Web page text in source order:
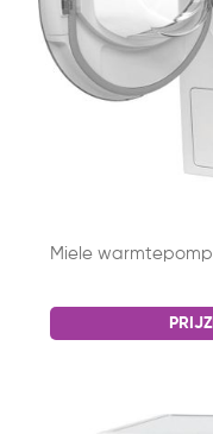
Miele